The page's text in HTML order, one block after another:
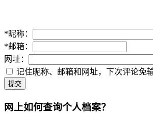
*昵称：
*邮箱：
网址：
记住昵称、邮箱和网址，下次评论免
提交
网上如何查询个人档案？